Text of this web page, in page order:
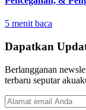
5 menit baca
Dapatkan
Berlangganan
terbaru seputar